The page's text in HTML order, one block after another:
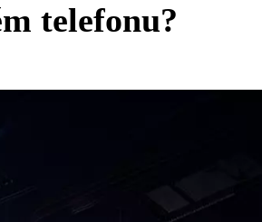
telefonu?